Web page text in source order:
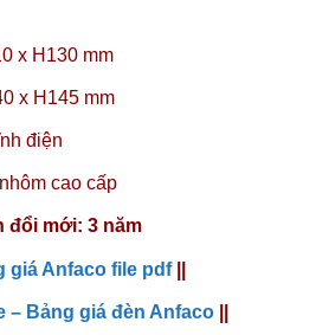
mm
H145 mm
điện
cao cấp
đổi mới: 3 năm
giá Anfaco file pdf
– Bảng giá đèn Anfaco